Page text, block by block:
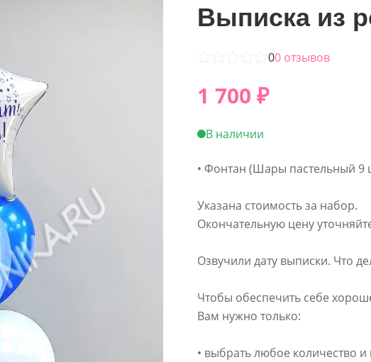
Выписка из
00 отзывов
1 700 ₽
В наличии
• Фонтан (Шары пастельный 9
Указана стоимость за набор.
Окончательную цену
Озвучили дату выписки. Что
Чтобы обеспечить себе
Вам нужно только:
• выбрать любое количество